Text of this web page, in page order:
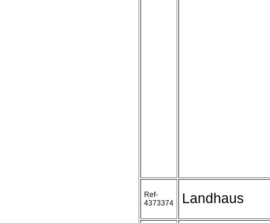
Ref-
4373374
Landhaus